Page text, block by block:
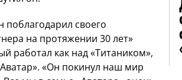
поблагодарил своего
на протяжении 30 лет»
работал как над «Титаником»,
«Он покинул наш мир